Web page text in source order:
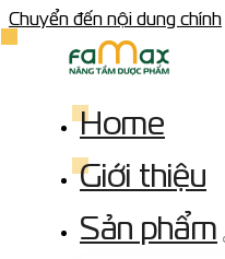
Chuyển đến nội dung chính
Home
Giới thiệu
Sản phẩm